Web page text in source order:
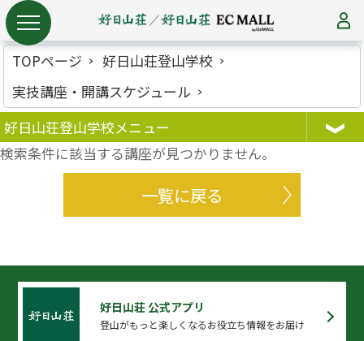
TOPページ
好日山荘登山学校
実技講座・開講スケジュール
好日山荘登山学校メニュー
検索条件に該当する講座が見つかりません。
一覧に戻る
好日山荘 公式アプリ
登山がもっと楽しくなるお役立ち情報をお届け